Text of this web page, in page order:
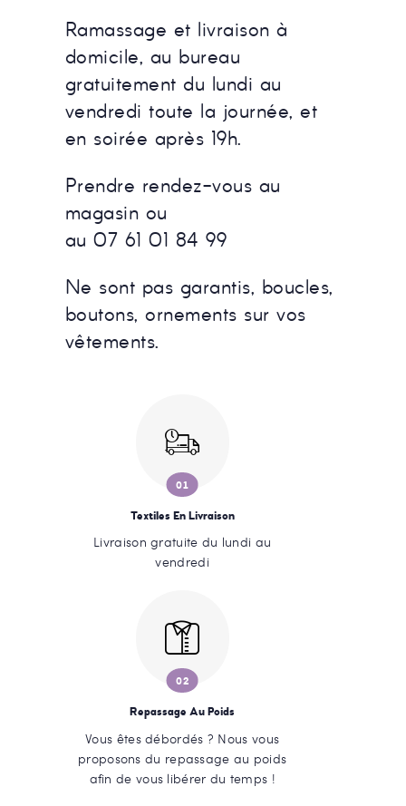
Ramassage et livraison à
domicile, au bureau
gratuitement du lundi au
vendredi toute la journée, et
en soirée après 19h.
Prendre rendez-vous au
magasin ou
au 07 61 01 84 99
Ne sont pas garantis, boucles,
boutons, ornements sur vos
vêtements.
01
Textiles En Livraison
Livraison gratuite du lundi au
vendredi
02
Repassage Au Poids
Vous êtes débordés ? Nous vous
proposons du repassage au poids
afin de vous libérer du temps !